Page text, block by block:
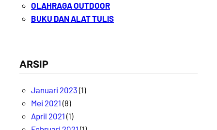
OLAHRAGA OUTDOOR
BUKU DAN ALAT TULIS
ARSIP
Januari 2023 (1)
Mei 2021 (8)
April 2021 (1)